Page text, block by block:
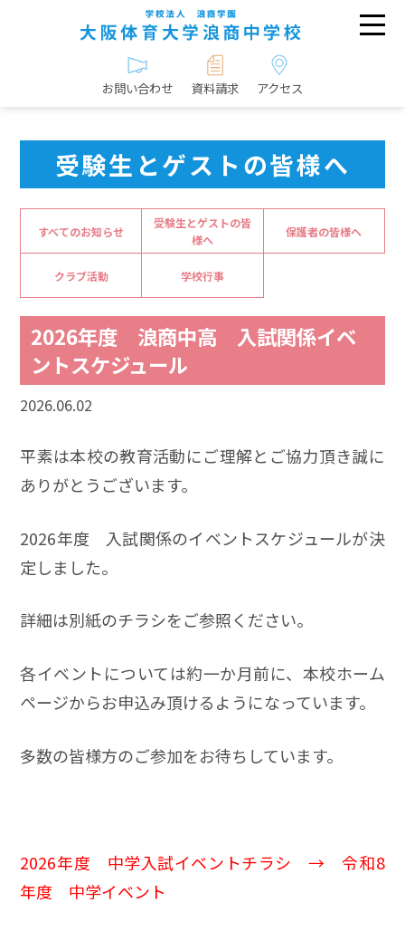
お問い合わせ 資料請求 アクセス
受験生とゲストの皆様へ
すべてのお知らせ
受験生とゲストの皆
様へ
保護者の皆様へ
クラブ活動 学校行事
2026年度 浪商中高 入試関係イベ
ントスケジュール
2026.06.02
平素は本校の教育活動にご理解とご協力頂き誠に
ありがとうございます。
2026年度 入試関係のイベントスケジュールが決
定しました。
詳細は別紙のチラシをご参照ください。
各イベントについては約一か月前に、本校ホーム
ページからお申込み頂けるようになっています。
多数の皆様方のご参加をお待ちしています。
2026年度 中学入試イベントチラシ →令和8
年度 中学イベント